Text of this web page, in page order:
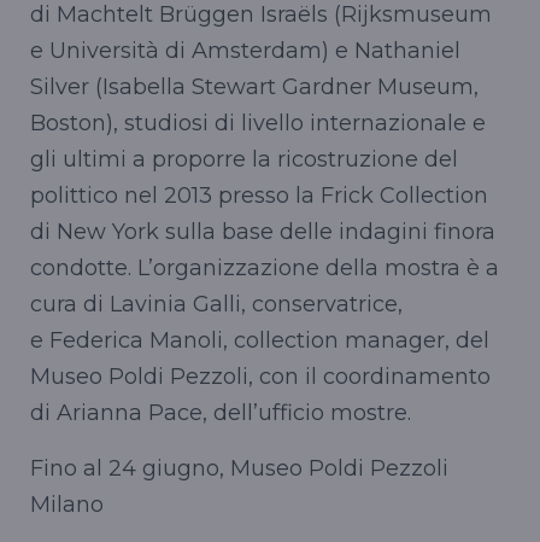
di Machtelt Brüggen Israëls (Rijksmuseum
e Università di Amsterdam) e Nathaniel
Silver (Isabella Stewart Gardner Museum,
Boston), studiosi di livello internazionale e
gli ultimi a proporre la ricostruzione del
polittico nel 2013 presso la Frick Collection
di New York sulla base delle indagini finora
condotte. L’organizzazione della mostra è a
cura di Lavinia Galli, conservatrice,
e Federica Manoli, collection manager, del
Museo Poldi Pezzoli, con il coordinamento
di Arianna Pace, dell’ufficio mostre.
Fino al 24 giugno, Museo Poldi Pezzoli
Milano